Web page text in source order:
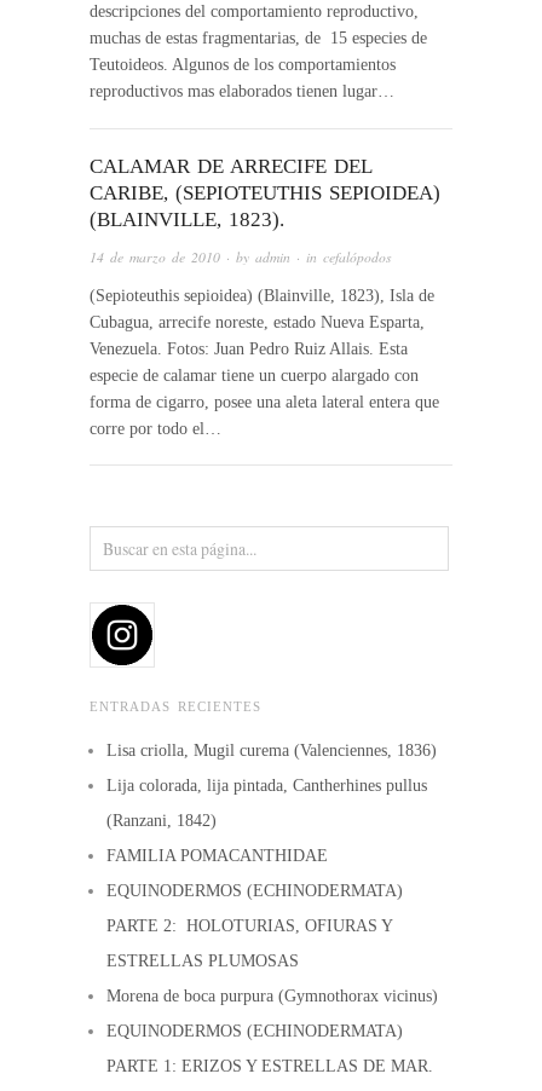
descripciones del comportamiento reproductivo,
muchas de estas fragmentarias, de 15 especies de
Teutoideos. Algunos de los comportamientos
reproductivos mas elaborados tienen lugar…
CALAMAR DE ARRECIFE DEL
CARIBE, (SEPIOTEUTHIS SEPIOIDEA)
(BLAINVILLE, 1823).
14 de marzo de 2010 · by admin · in cefalópodos
(Sepioteuthis sepioidea) (Blainville, 1823), Isla de
Cubagua, arrecife noreste, estado Nueva Esparta,
Venezuela. Fotos: Juan Pedro Ruiz Allais. Esta
especie de calamar tiene un cuerpo alargado con
forma de cigarro, posee una aleta lateral entera que
corre por todo el…
ENTRADAS RECIENTES
Lisa criolla, Mugil curema (Valenciennes, 1836)
Lija colorada, lija pintada, Cantherhines pullus
(Ranzani, 1842)
FAMILIA POMACANTHIDAE
EQUINODERMOS (ECHINODERMATA)
PARTE 2: HOLOTURIAS, OFIURAS Y
ESTRELLAS PLUMOSAS
Morena de boca purpura (Gymnothorax vicinus)
EQUINODERMOS (ECHINODERMATA)
PARTE 1: ERIZOS Y ESTRELLAS DE MAR.